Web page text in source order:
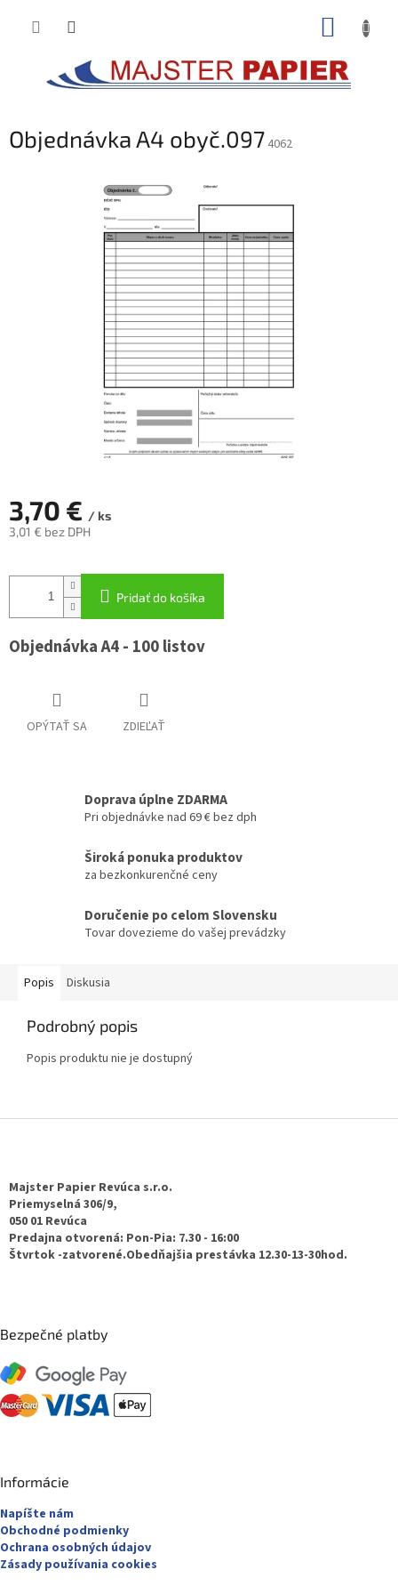
Objednávka A4 obyč.097 4062
3,70 € / ks
3,01 € bez DPH
cena:
Pridať do košíka
Objednávka A4 - 100 listov
OPÝTAŤ SA ZDIEĽAŤ
Doprava úplne ZDARMA
Pri objednávke nad 69 € bez dph
Široká ponuka produktov
za bezkonkurenčné ceny
Doručenie po celom Slovensku
Tovar dovezieme do vašej prevádzky
Popis Diskusia
Podrobný popis
Popis produktu nie je dostupný
Majster Papier Revúca s.r.o.
Priemyselná 306/9,
050 01 Revúca
Predajna otvorená: Pon-Pia: 7.30 - 16:00
Štvrtok -zatvorené.Obedňajšia prestávka 12.30-13-30hod.
Bezpečné platby
Informácie
Napíšte nám
Obchodné podmienky
Ochrana osobných údajov
Zásady používania cookies